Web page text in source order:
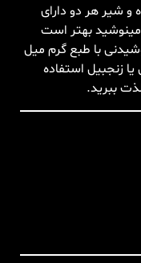
و شیر هر دو دارای
بهتر است
با طبع گرم میل
یا زنجبیل استفاده
ببرید.